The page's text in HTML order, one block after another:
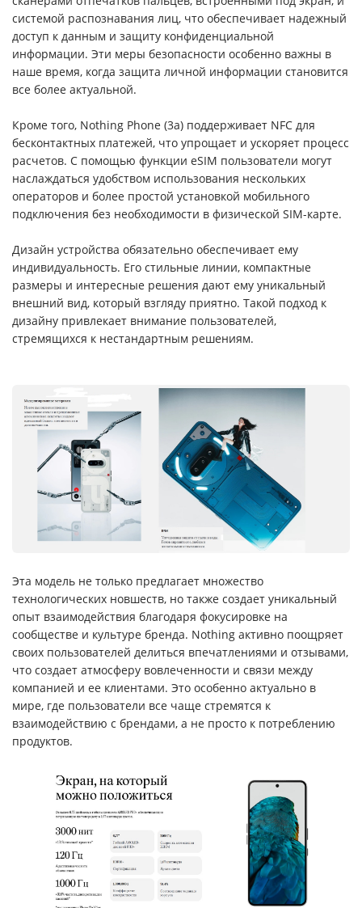
системой распознавания лиц, что обеспечивает надежный
доступ к данным и защиту конфиденциальной
информации. Эти меры безопасности особенно важны в
наше время, когда защита личной информации становится
все более актуальной.
Кроме того, Nothing Phone (3a) поддерживает NFC для
бесконтактных платежей, что упрощает и ускоряет процесс
расчетов. С помощью функции eSIM пользователи могут
наслаждаться удобством использования нескольких
операторов и более простой установкой мобильного
подключения без необходимости в физической SIM-карте.
Дизайн устройства обязательно обеспечивает ему
индивидуальность. Его стильные линии, компактные
размеры и интересные решения дают ему уникальный
внешний вид, который взгляду приятно. Такой подход к
дизайну привлекает внимание пользователей,
стремящихся к нестандартным решениям.
Эта модель не только предлагает множество
технологических новшеств, но также создает уникальный
опыт взаимодействия благодаря фокусировке на
сообществе и культуре бренда. Nothing активно поощряет
своих пользователей делиться впечатлениями и отзывами,
что создает атмосферу вовлеченности и связи между
компанией и ее клиентами. Это особенно актуально в
мире, где пользователи все чаще стремятся к
взаимодействию с брендами, а не просто к потреблению
продуктов.